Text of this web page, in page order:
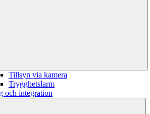
Tillsyn via kamera
Trygghetslarm
och integration